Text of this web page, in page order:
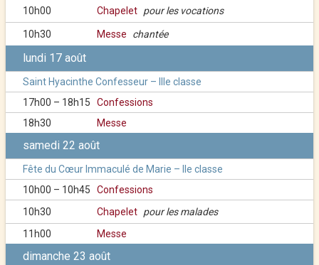
10h00
Chapelet pour les vocations
10h30 Messe chantée
lundi 17 août
Saint Hyacinthe Confesseur – IIIe classe
17h00 – 18h15
Confessions
18h30
Messe
samedi 22 août
Fête du Cœur Immaculé de Marie – IIe classe
10h00 – 10h45
Confessions
10h30
Chapelet pour les malades
11h00
Messe
dimanche 23 août